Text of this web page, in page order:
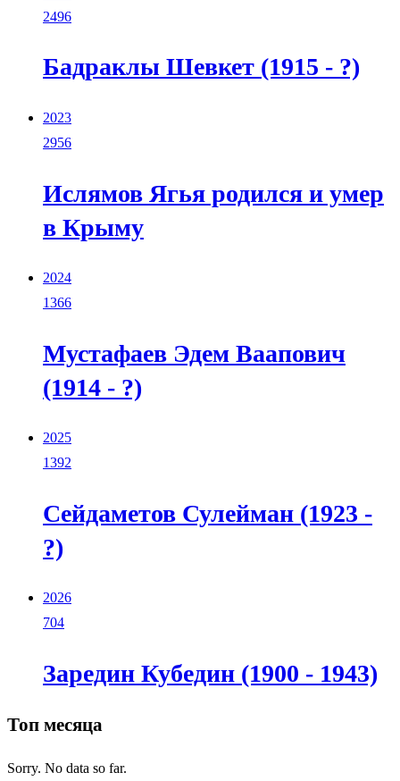
2496
Бадраклы Шевкет (1915 - ?)
2023
2956
Ислямов Ягья родился и умер
в Крыму
2024
1366
Мустафаев Эдем Ваапович
(1914 - ?)
2025
1392
Сейдаметов Сулейман (1923 -
?)
2026
704
Заредин Кубедин (1900 - 1943)
Топ месяца
Sorry. No data so far.